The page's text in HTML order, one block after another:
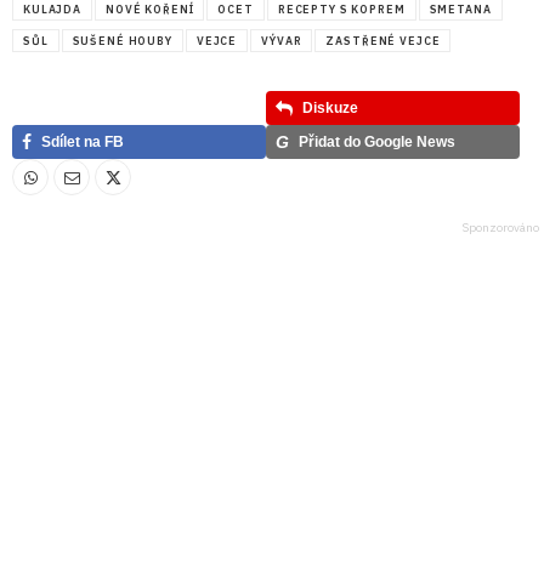
KULAJDA NOVÉ KOŘENÍ OCET RECEPTY S KOPREM SMETANA
SŮL SUŠENÉ HOUBY VEJCE VÝVAR ZASTŘENÉ VEJCE
Diskuze
Sdílet na FB
G Přidat do Google News